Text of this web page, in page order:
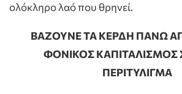
ολόκληρο λαό που θρηνεί.
ΒΑΖΟΥΝΕ ΤΑ ΚΕΡΔΗ ΠΑΝΩ
ΦΟΝΙΚΟΣ ΚΑΠΙΤΑΛΙΣΜΟΣ
ΠΕΡΙΤΥΛΙΓΜΑ